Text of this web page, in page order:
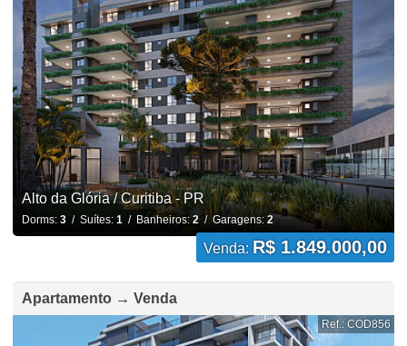
Alto da Glória / Curitiba - PR
Dorms: 3/ Suítes: 1/ Banheiros:2/ Garagens: 2
Venda: R$ 1.849.000,00
Apartamento → Venda
Ref.: COD856